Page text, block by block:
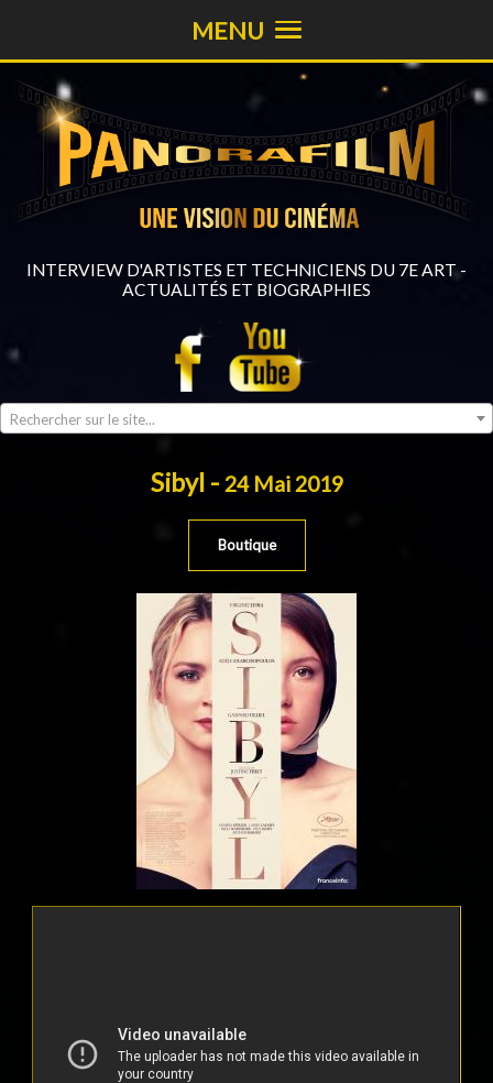
INTERVIEW D'ARTISTES ET TECHNICIENS DU 7E ART -
ACTUALITÉS ET BIOGRAPHIES
Rechercher sur le site...
MENU
Sibyl - 24 Mai 2019
Boutique